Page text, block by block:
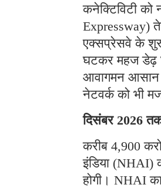
कनेक्टिविटी को
Expressway)
एक्सप्रेसवे के शुरू
घटकर महज डेढ़
आवागमन आसान
नेटवर्क को भी
दिसंबर 2026
करीब 4,900
इंडिया (NHAI)
होगी। NHAI